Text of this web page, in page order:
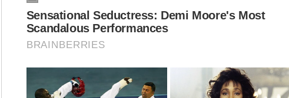
Sebelum ini, Dedik tinggal bersama abangnya di
kampung Gunung Bahagia Balikpapan Selatan.
Berikutan tidak bekerja, Dedik keluar dari rumah itu
dan mahu pulang ke kampung.
"Kerana tiada duit, dia terpaksa menggunakan